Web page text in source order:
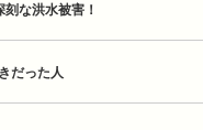
な洪水被害！
だった人